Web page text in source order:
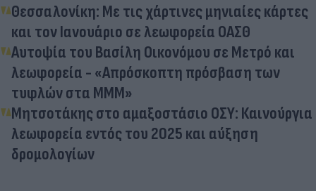
Θεσσαλονίκη: Με τις χάρτινες μηνιαίες κάρτες
και τον Ιανουάριο σε λεωφορεία ΟΑΣΘ
Αυτοψία του Βασίλη Οικονόμου σε Μετρό και
λεωφορεία - «Απρόσκοπτη πρόσβαση των
τυφλών στα ΜΜΜ»
Μητσοτάκης στο αμαξοστάσιο ΟΣΥ: Καινούργια
λεωφορεία εντός του 2025 και αύξηση
δρομολογίων